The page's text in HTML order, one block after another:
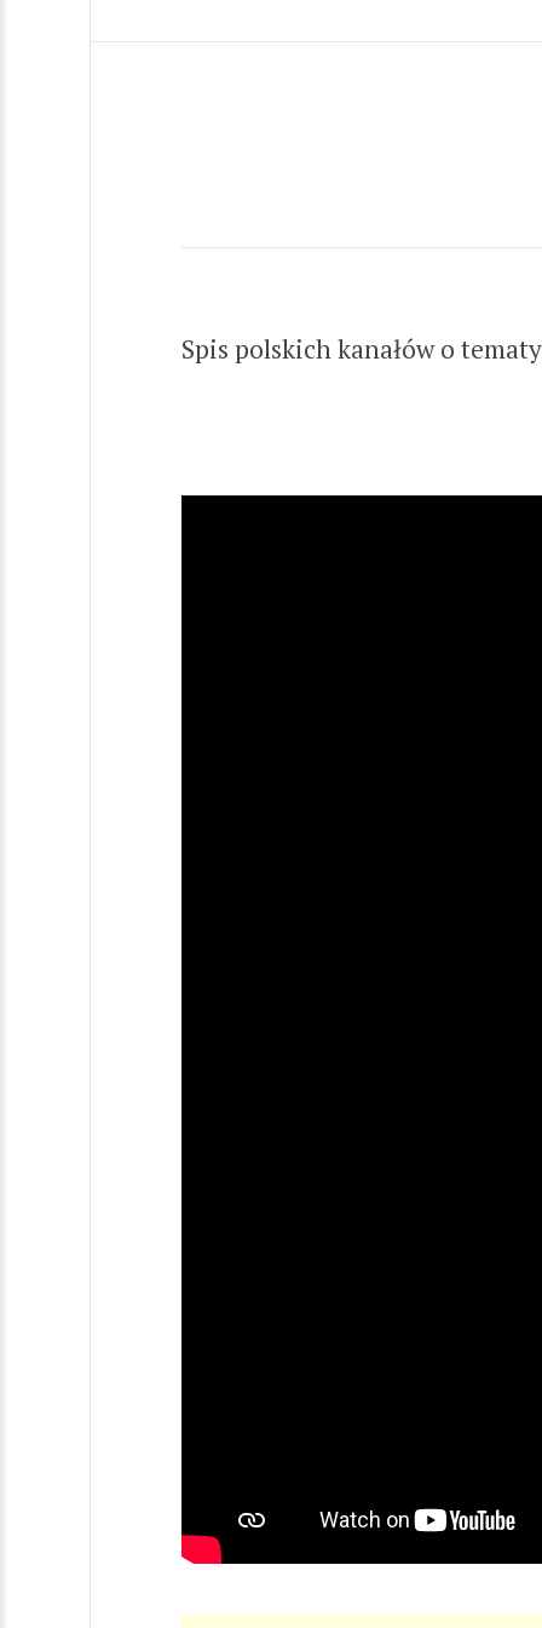
Spis polskich kanałów o